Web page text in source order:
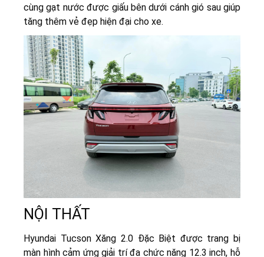
cùng gạt nước được giấu bên dưới cánh gió sau giúp
tăng thêm vẻ đẹp hiện đại cho xe.
NỘI THẤT
Hyundai Tucson Xăng 2.0 Đặc Biệt được trang bị
màn hình cảm ứng giải trí đa chức năng 12.3 inch, hỗ